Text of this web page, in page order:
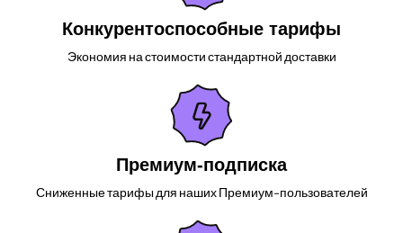
Конкурентоспособные тарифы
Экономия на стоимости стандартной доставки
Премиум-подписка
Сниженные тарифы для наших Премиум-пользователей